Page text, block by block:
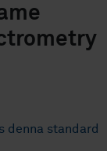
denna standard